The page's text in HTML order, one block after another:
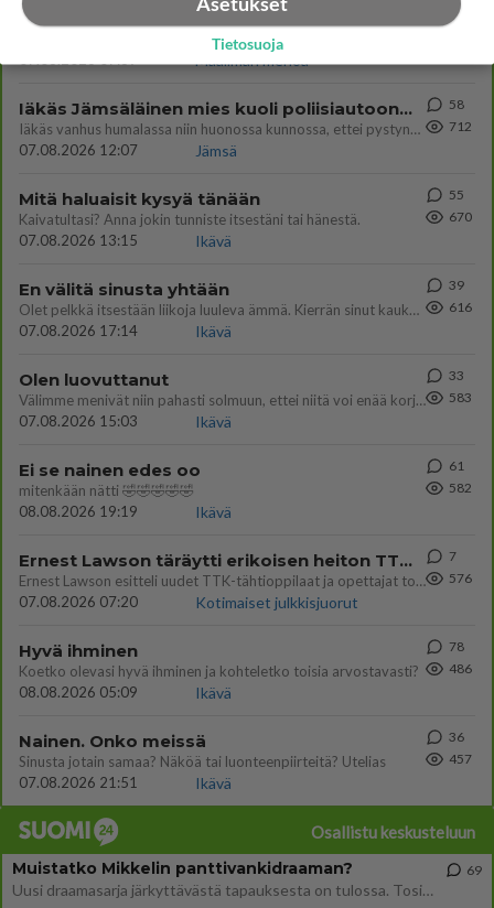
Muistatko Mikkelin panttivankidraaman?
Maailman menoa
69
Iäkäs Jämsäläinen mies kuoli poliisiautoon matkalla Jyväskylän putkaan
Iäkäs vanhus humalassa niin huonossa kunnossa, ettei pystynyt huolehtimaan itsestään niin ainoa apu sillä hetkellä oli
07.08.2026 12:07
Jämsä
58
712
Mitä haluaisit kysyä tänään
Kaivatultasi? Anna jokin tunniste itsestäni tai hänestä.
07.08.2026 13:15
Ikävä
55
670
En välitä sinusta yhtään
Olet pelkkä itsestään liikoja luuleva ämmä. Kierrän sinut kaukaa nyt ja aina. Olit mulle pelkkä lelu vaan.
07.08.2026 17:14
Ikävä
39
616
Olen luovuttanut
Välimme menivät niin pahasti solmuun, ettei niitä voi enää korjata. On aika jatkaa elämässä eteenpäin. Toivon sulle kaik
07.08.2026 15:03
Ikävä
33
583
Ei se nainen edes oo
mitenkään nätti 🤣🤣🤣🤣🤣
08.08.2026 19:19
Ikävä
61
582
Ernest Lawson täräytti erikoisen heiton TTK-lehdistötilaisuudessa: " Onko tässä tarkoituksena...?"
Ernest Lawson esitteli uudet TTK-tähtioppilaat ja opettajat torstaina 6.8. lehdistölle. Tulevalla kaudella on yksi hausk
07.08.2026 07:20
Kotimaiset julkkisjuorut
7
576
Hyvä ihminen
Koetko olevasi hyvä ihminen ja kohteletko toisia arvostavasti?
08.08.2026 05:09
Ikävä
78
486
Nainen. Onko meissä
Sinusta jotain samaa? Näköä tai luonteenpiirteitä? Utelias
07.08.2026 21:51
Ikävä
36
457
Osallistu keskusteluun
Muistatko Mikkelin panttivankidraaman?
Uusi draamasarja järkyttävästä tapauksesta on tulossa. Tositapahtumiin perustuva sarja ammentaa vuoden 1986 Mikkelin pan
69
Tietosuoja